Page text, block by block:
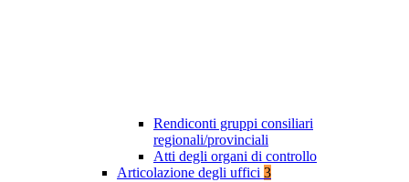
Rendiconti gruppi consiliari
regionali/provinciali
Atti degli organi di controllo
Articolazione degli uffici 3